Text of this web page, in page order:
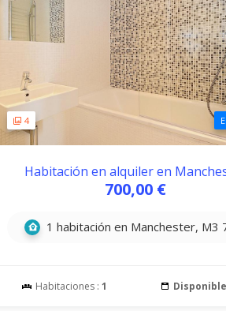
4
Habitación en alquiler en
700,00 €
1 habitación en Manchester, M3
Habitaciones :1 Disponible